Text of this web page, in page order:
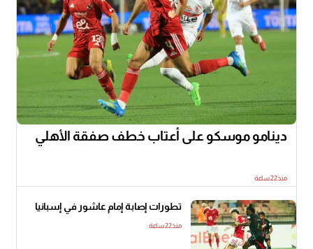
دينامو موسكو على أعتاب خطف صفقة الأهلي
منذ22 ساعة
تطورات إصابة إمام عاشور في إسبانيا
منذ22 ساعة